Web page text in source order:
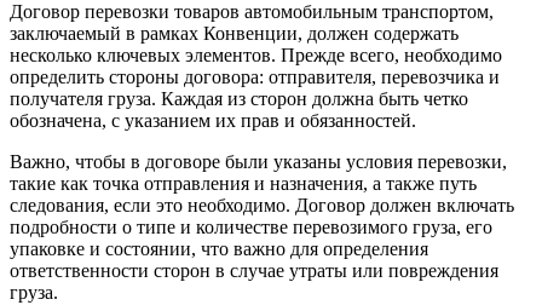
Договор перевозки товаров автомобильным транспортом,
заключаемый в рамках Конвенции, должен содержать
несколько ключевых элементов. Прежде всего, необходимо
определить стороны договора: отправителя, перевозчика и
получателя груза. Каждая из сторон должна быть четко
обозначена, с указанием их прав и обязанностей.
Важно, чтобы в договоре были указаны условия перевозки,
такие как точка отправления и назначения, а также путь
следования, если это необходимо. Договор должен включать
подробности о типе и количестве перевозимого груза, его
упаковке и состоянии, что важно для определения
ответственности сторон в случае утраты или повреждения
груза.